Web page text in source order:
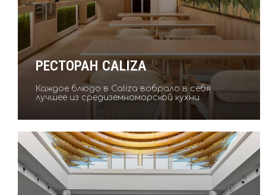
РЕСТОРАН CALIZA
Каждое блюдо в Caliza вобрало в себя
лучшее из средиземноморской кухни